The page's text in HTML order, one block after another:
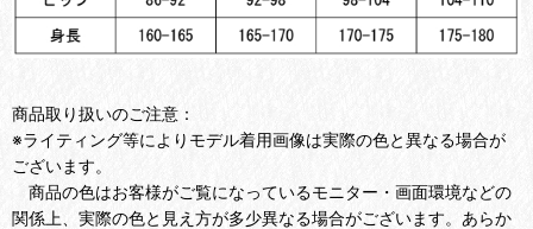
商品取り扱いのご注意：
※ライティング等によりモデル着用画像は実際の色と異なる場合が
ございます。
商品の色はお客様がご覧になっているモニター・画面環境などの
関係上、実際の色と見え方が多少異なる場合がございます。あらか